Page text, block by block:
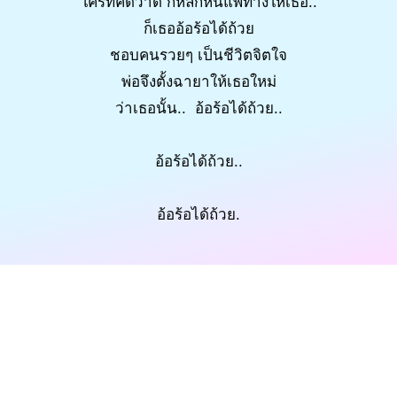
ก็เธออ้อร้อได้ถ้วย
ชอบคนรวยๆ เป็นชีวิตจิตใจ
พ่อจึงตั้งฉายาให้เธอใหม่
ว่าเธอนั้น.. อ้อร้อได้ถ้วย..
อ้อร้อได้ถ้วย..
อ้อร้อได้ถ้วย.